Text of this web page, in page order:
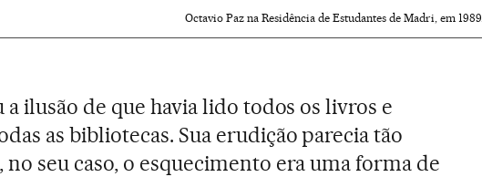
Octavio Paz na Residência de Estudantes de Madri, em 1989.
a ilusão de que havia lido todos os livros e
as bibliotecas. Sua erudição parecia tão
no seu caso, o esquecimento era uma forma de